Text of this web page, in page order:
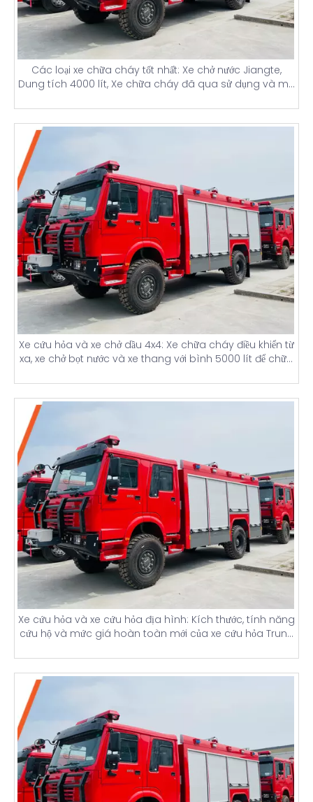
Các loại xe chữa cháy tốt nhất: Xe chở nước Jiangte,
Dung tích 4000 lít, Xe chữa cháy đã qua sử dụng và mới
Xe cứu hỏa và xe chở dầu 4x4: Xe chữa cháy điều khiển từ
xa, xe chở bọt nước và xe thang với bình 5000 lít để chữa
Xe cứu hỏa và xe cứu hỏa địa hình: Kích thước, tính năng
cứu hộ và mức giá hoàn toàn mới của xe cứu hỏa Trung